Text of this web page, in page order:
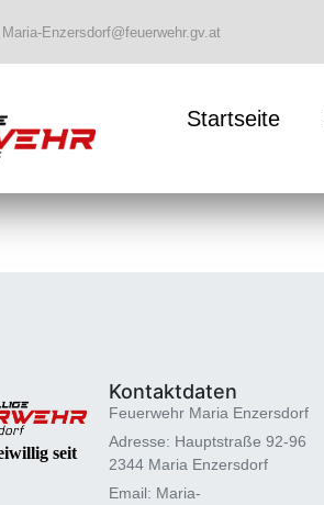
Maria-Enzersdorf@feuerwehr.gv.at
Startseite
seit
Kontaktdaten
Feuerwehr Maria Enzersdorf
Adresse: Hauptstraße 92-96
2344 Maria Enzersdorf
Email: Maria-